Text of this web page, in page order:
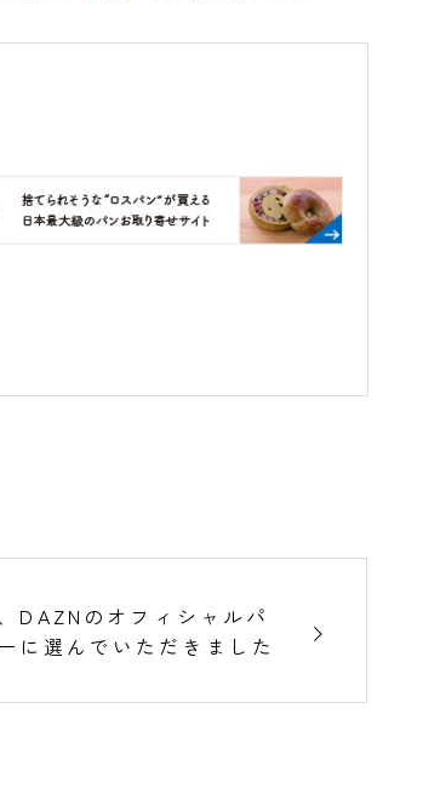
DAZNのオフィシャルパ
に選んでいただきました